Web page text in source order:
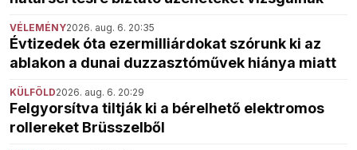
VÉLEMÉNY2026. aug. 6. 20:35
Évtizedek óta ezermilliárdokat szórunk ki az
ablakon a dunai duzzasztóművek hiánya miatt
KÜLFÖLD2026. aug. 6. 20:29
Felgyorsítva tiltják ki a bérelhető elektromos
rollereket Brüsszelből